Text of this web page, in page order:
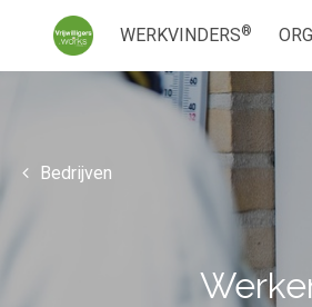
WERKVINDERS®
Bedrijven